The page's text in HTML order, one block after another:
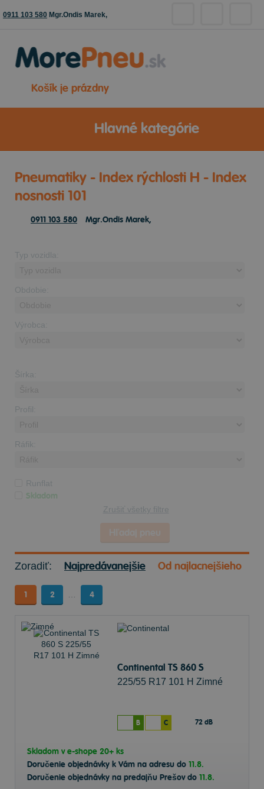
0911 103 580 Mgr.Ondis Marek,
Košík je prázdny
Hlavné kategórie
Pneumatiky - Index rýchlosti H - Index
nosnosti 101
0911 103 580 Mgr.Ondis Marek,
Typ vozidla:
Obdobie:
Výrobca:
Šírka:
Profil:
Ráfik:
Runflat
Skladom
Zrušiť všetky filtre
Zoradiť: Najpredávanejšie Od najlacnejšieho
1 2 4
Continental TS 860 S
225/55 R17 101 H Zimné
B C 72 dB
Skladom ve-shope 20+ ks
Doručenie objednávky k Vám na adresu do 11.8.
Doručenie objednávky na predajňu Prešov do 11.8.